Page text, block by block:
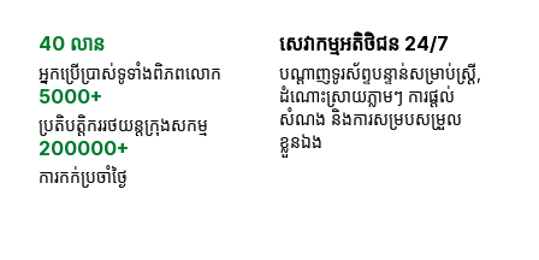
40 លាន
អ្នកប្រើប្រាស់ទូទាំងពិភពលោក
5000+
ប្រតិបត្តិកររថយន្តក្រុងសកម្ម
200000+
ការកក់ប្រចាំថ្ងៃ
សេវាកម្មអតិថិជន 24/7
បណ្តាញទូរស័ព្ទបន្ទាន់សម្រាប់ស្ត្រី,
ដំណោះស្រាយភ្លាមៗ ការផ្តល់
សំណង និងការសម្របសម្រួល
ខ្លួនឯង